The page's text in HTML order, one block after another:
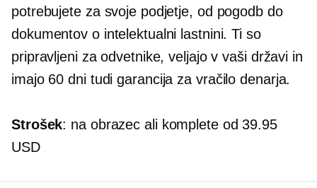
potrebujete za svoje podjetje, od pogodb do
dokumentov o intelektualni lastnini. Ti so
pripravljeni za odvetnike, veljajo v vaši državi in
​​imajo 60 dnitudi garancija za vračilo denarja.
Strošek: na obrazec ali komplete od 39.95
USD